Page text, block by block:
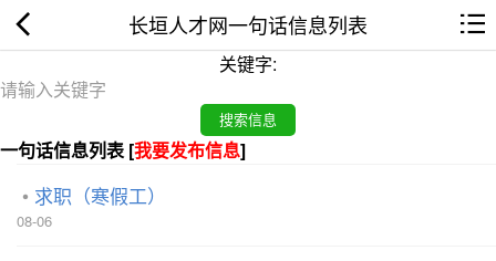
长垣人才网一句话信息列表
关键字:
一句话信息列表 [我要发布信息]
求职（寒假工）
08-06